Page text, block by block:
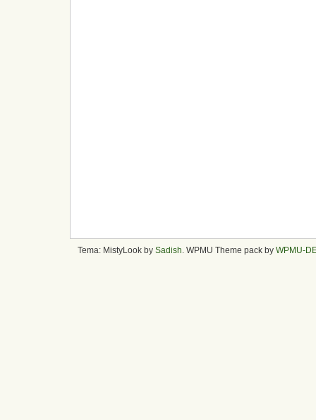
Tema: MistyLook by Sadish . WPMU Theme pack by WPMU-